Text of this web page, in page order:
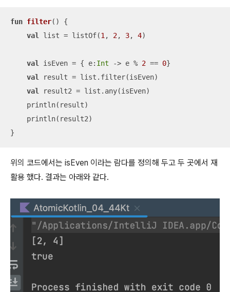
fun filter()
{
val
list = listOf(1 , 2, 3, 4)
val isEven = { e: Int -> e % 2 == 0}
val
result = list.filter(isEven)
val
result2 = list.any(isEven)
    println(result)
    println(result2)
}
위의 코드에서는 isEven 이라는 람다를 정의해 두고 두 곳에서 재
활용 했다. 결과는 아래와 같다.